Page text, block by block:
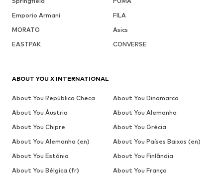
Emporio Armani
FILA
MORATO
Asics
EASTPAK
CONVERSE
ABOUT YOU X INTERNATIONAL
About You República Checa
About You Dinamarca
About You Áustria
About You Alemanha
About You Chipre
About You Grécia
About You Alemanha (en)
About You Países Baixos (en)
About You Estónia
About You Finlândia
About You Bélgica (fr)
About You França